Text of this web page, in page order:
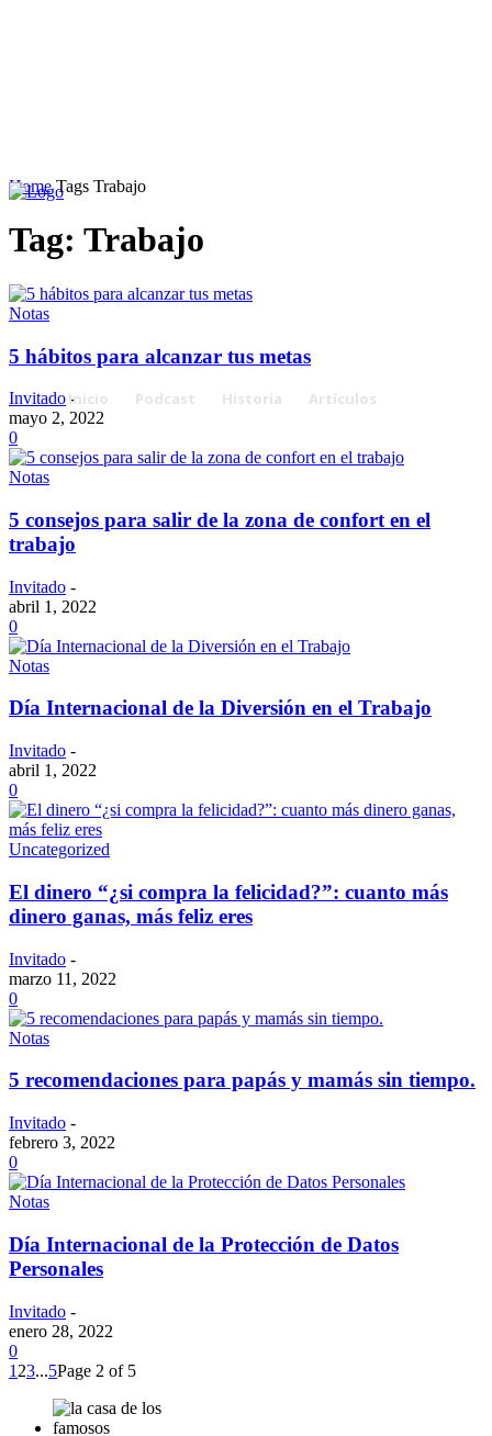
Inicio Podcast Historia Artículos
Home Tags Trabajo
Tag: Trabajo
Notas
5 hábitos para alcanzar tus metas
Invitado -
mayo 2, 2022
0
Notas
5 consejos para salir de la zona de confort en el
trabajo
Invitado -
abril 1, 2022
0
Notas
Día Internacional de la Diversión en el Trabajo
Invitado -
abril 1, 2022
0
Uncategorized
El dinero “¿si compra la felicidad?”: cuanto más
dinero ganas, más feliz eres
Invitado -
marzo 11, 2022
0
Notas
5 recomendaciones para papás y mamás sin tiempo.
Invitado -
febrero 3, 2022
0
Notas
Día Internacional de la Protección de Datos
Personales
Invitado -
enero 28, 2022
0
1 23...5Page 2 of 5